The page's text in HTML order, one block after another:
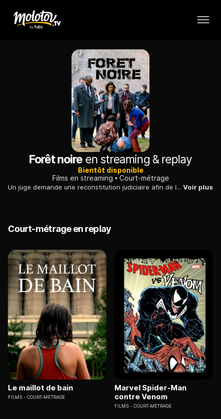
Forêt noire en streaming & replay
Bientôt disponible
Films en streaming
Court-métrage
Un juge demande une reconstitution judiciaire afin de lever des zones d'ombre sur un meurtre, les accusées doivent recréer minutieusement la journée du crime... Voir plus
Court-métrage en replay
Le maillot de bain
FILMS COURT-MÉTRAGE
Marvel Spider-Man
contre Venom
FILMS COURT-MÉTRAGE